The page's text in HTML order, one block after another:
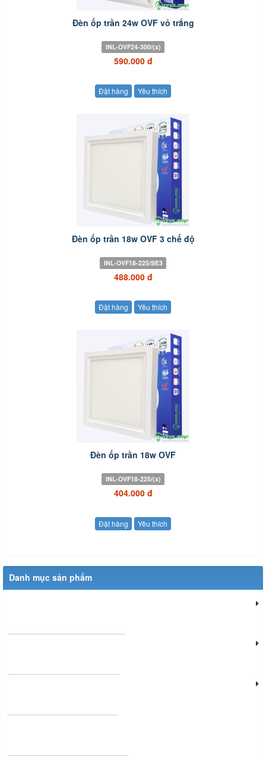
Đèn ốp trần 24w OVF vỏ trắng
INL-OVF24-300/(x)
590.000 đ
Đặt hàng Yêu thích
Đèn ốp trần 18w OVF 3 chế độ
INL-OVF18-225/SE3
488.000 đ
Đặt hàng Yêu thích
Đèn ốp trần 18w OVF
INL-OVF18-225/(x)
404.000 đ
Đặt hàng Yêu thích
Danh mục sản phẩm